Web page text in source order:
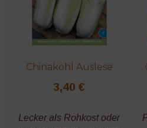
Chinakohl Auslese
3,40€
Lecker als Rohkost oder